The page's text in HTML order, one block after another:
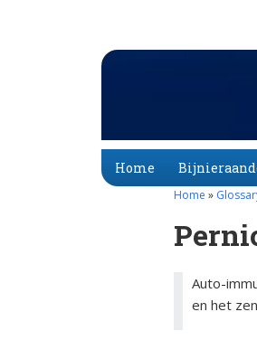
Home
ciën­­tie
Home »
Auto-
en het